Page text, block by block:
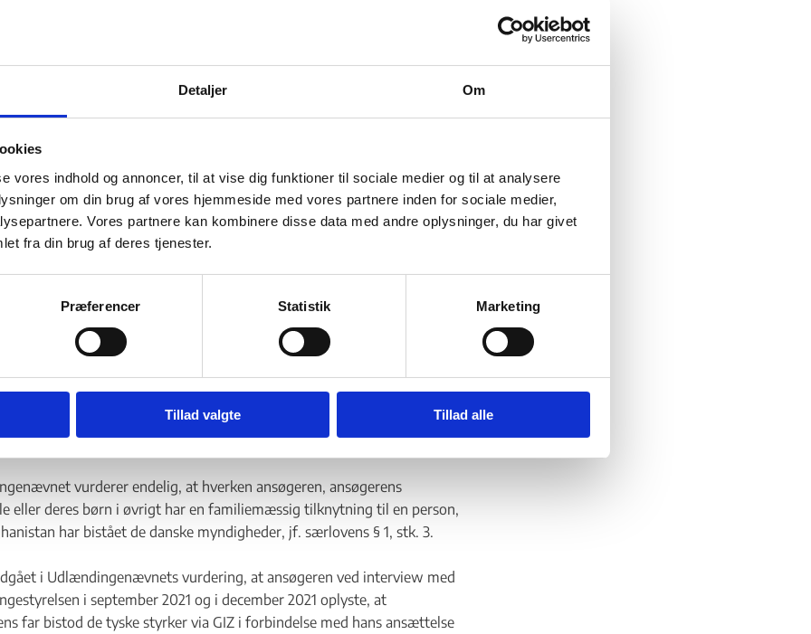
Detaljer Om
vores indhold og annoncer, til at vise dig funktioner til sociale medier og til at analysere
om din brug af vores hjemmeside med vores partnere inden for sociale medier,
Vores partnere kan kombinere disse data med andre oplysninger, du har givet
fra din brug af deres tjenester.
Præferencer Statistik Marketing
Tillad valgte Tillad alle
- Flere links
på et sygehus i Kunduz-provinsen, men at der blev kastet en
ikke blev realiseret, og fordi ansøgeren ikke i øvrigt
finder endvidere, at hverken ansøgeren, ansøgerens
deres børn er familiemedlem til en person, der i Afghanistan har
lægger som følge af ovenstående til grund, at idet hverken
eller ansøgerens ægtefælle er omfattet af personkredsen i særlovens
1, kan ansøgeren og ansøgerens ægtefælle ikke kan få opholdstilladelse
efter særlovens § 1, stk. 2 under henvisning til hinanden.
ansøgeren eller ansøgerens ægtefælle er omfattet af særlovens § 1,
deres børn ikke få opholdstilladelse efter særlovens § 1, stk. 2.
vurderer endelig, at hverken ansøgeren, ansøgerens
eller deres børn i øvrigt har en familiemæssig tilknytning til en person,
har bistået de danske myndigheder, jf. særlovens § 1, stk. 3.
i Udlændingenævnets vurdering, at ansøgeren ved interview med
i september 2021 og i december 2021 oplyste, at
far bistod de tyske styrker via GIZ i forbindelse med hans ansættelse